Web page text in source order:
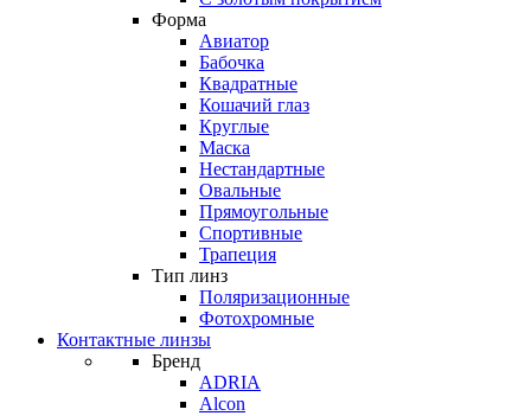
Форма
Авиатор
Бабочка
Квадратные
Кошачий глаз
Круглые
Маска
Нестандартные
Овальные
Прямоугольные
Спортивные
Трапеция
Тип линз
Поляризационные
Фотохромные
Контактные линзы
Бренд
ADRIA
Alcon